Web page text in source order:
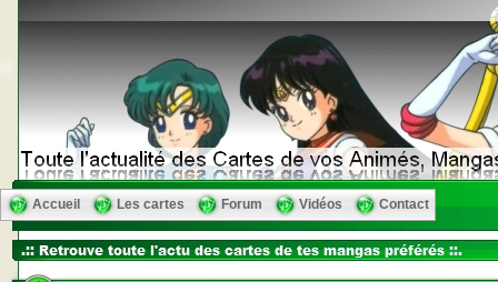
Accueil Les cartes Forum Vidéos Contact